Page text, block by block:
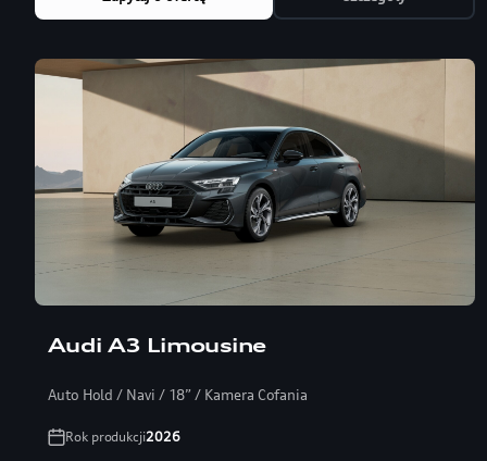
Audi A3 Limousine
Auto Hold / Navi / 18” / Kamera Cofania
Rok produkcji2026